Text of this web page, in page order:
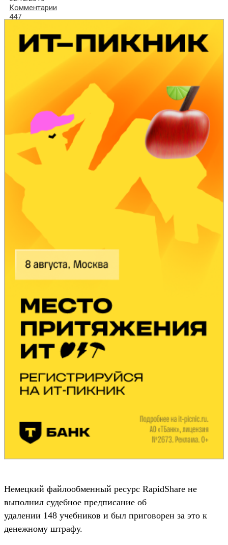
Комментарии
447
Немецкий файлообменный ресурс RapidShare не
выполнил судебное предписание об
удалении 148 учебников и был приговорен за это к
денежному штрафу.